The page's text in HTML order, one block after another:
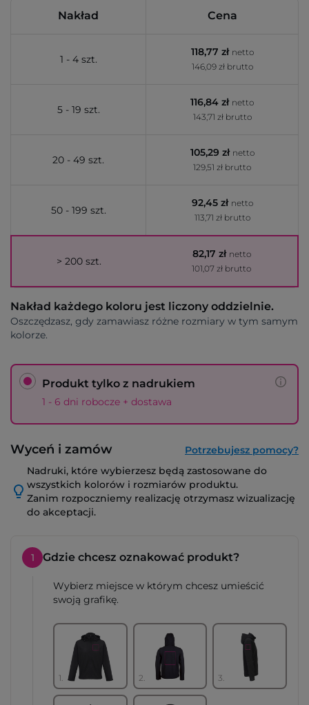
Nakład Cena
1 - 4 szt.
118,77 zł netto
146,09 zł brutto
5 - 19 szt.
116,84 zł netto
143,71 zł brutto
20 - 49 szt.
105,29 zł netto
129,51 zł brutto
50 - 199 szt.
92,45 zł netto
113,71 zł brutto
> 200 szt.
82,17 zł netto
101,07 zł brutto
Nakład każdego koloru jest liczony oddzielnie.
Oszczędzasz, gdy zamawiasz różne rozmiary w tym samym
kolorze.
Produkt tylko z nadrukiem
1 - 6 dni robocze + dostawa
Wyceń i zamów
Potrzebujesz pomocy?
Nadruki, które wybierzesz będą zastosowane do
wszystkich kolorów i rozmiarów produktu.
Zanim rozpoczniemy realizację otrzymasz wizualizację
do akceptacji.
1 Gdzie chcesz oznakować produkt?
Wybierz miejsce w którym chcesz umieścić
swoją grafikę.
1. 2. 3.